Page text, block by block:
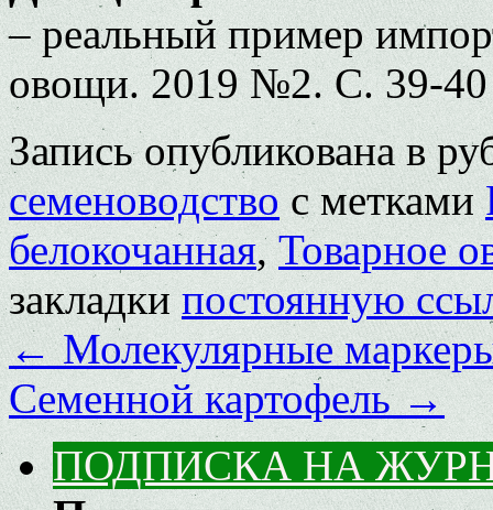
– реальный пример
овощи. 2019 №2. С. 39-40
Запись опубликована в
семеноводствос метками
белокочанная,Товарное
закладкипостоянную
←Молекулярные
Семенной картофель→
ПОДПИСКА НА